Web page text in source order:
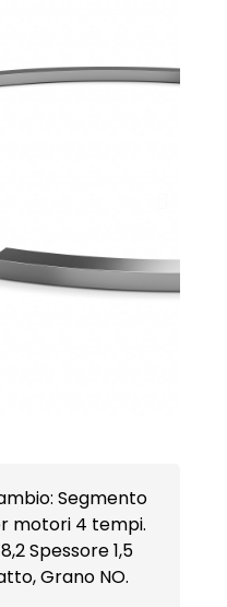
motori 4 tempi.
Spessore 1,5
Grano NO.